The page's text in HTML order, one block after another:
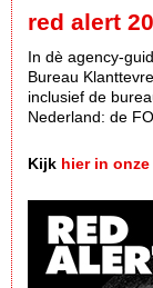
red alert
In dè agency-
Bureau
inclusief de
Nederland: de
Kijk hier in